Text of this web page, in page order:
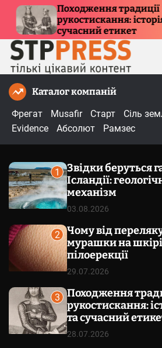
символізм та
Куди
Каталог компаній
Фрегат
Musafir Старт Сіль
Evidence
Абсолют Рамзес
1
Звідки беруться
Ісландії:
механізм
03.08.2026
2
Чому від
мурашки на шкірі:
пілоерекції
29.07.2026
3
Походження
рукостискання:
та сучасний
28.07.2026